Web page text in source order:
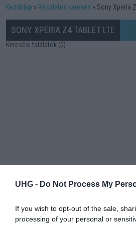
UHG - Do Not Process My
If you wish to opt-out of the sale,
processing of your personal or
Kezdőlap Részletes keresés Sony Xperia
SONY XPERIA Z4 TABLET LTE
Keresési találatok (0)